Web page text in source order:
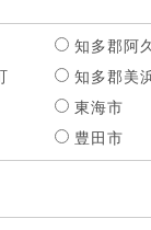
知多郡阿
知多郡美
東海市
豊田市